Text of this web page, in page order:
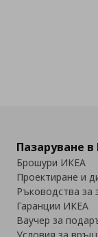
Пазаруване
Брошури ИКЕА
Проектиране и
Ръководства за
Гаранции ИКЕА
Ваучер за
Условия за